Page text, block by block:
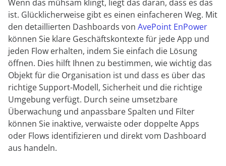
Wenn das mühsam klingt, liegt das daran, dass es das
ist. Glücklicherweise gibt es einen einfacheren Weg. Mit
den detaillierten Dashboards von AvePoint EnPower
können Sie klare Geschäftskontexte für jede App und
jeden Flow erhalten, indem Sie einfach die Lösung
öffnen. Dies hilft Ihnen zu bestimmen, wie wichtig das
Objekt für die Organisation ist und dass es über das
richtige Support-Modell, Sicherheit und die richtige
Umgebung verfügt. Durch seine umsetzbare
Überwachung und anpassbare Spalten und Filter
können Sie inaktive, verwaiste oder doppelte Apps
oder Flows identifizieren und direkt vom Dashboard
aus handeln.